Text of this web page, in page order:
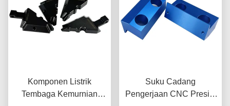
Komponen Listrik
Tembaga Kemurnian
Suku Cadang
Pengerjaan CNC Presisi